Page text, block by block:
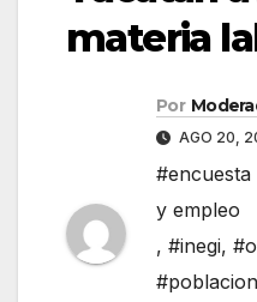
materia
Por
AGO 20,
y empleo
, #inegi,